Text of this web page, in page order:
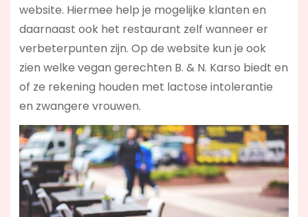
website. Hiermee help je mogelijke klanten en
daarnaast ook het restaurant zelf wanneer er
verbeterpunten zijn. Op de website kun je ook
zien welke vegan gerechten B. & N. Karso biedt en
of ze rekening houden met lactose intolerantie
en zwangere vrouwen.